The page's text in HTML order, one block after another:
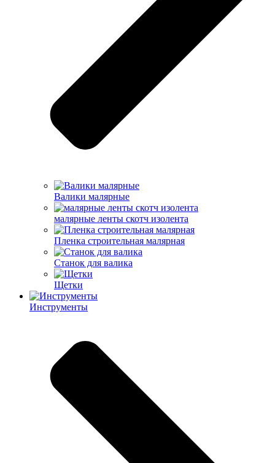
Валики малярные
малярные ленты скотч изолента
Пленка строительная малярная
Станок для валика
Щетки
Инструменты